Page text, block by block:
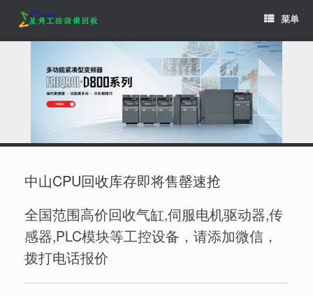
content
菜单
中山CPU回收库存即将售罄速抢
全国范围高价回收气缸,伺服电机驱动器,传
感器,PLC模块等工控设备，请添加微信，
拨打电话报价